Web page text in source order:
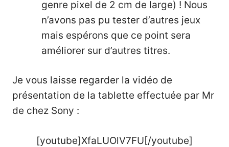
genre pixel de 2 cm de large) ! Nous
n’avons pas pu tester d’autres jeux
mais espérons que ce point sera
améliorer sur d’autres titres.
Je vous laisse regarder la vidéo de
présentation de la tablette effectuée par Mr
de chez Sony :
[youtube]XfaLUOlV7FU[/youtube]